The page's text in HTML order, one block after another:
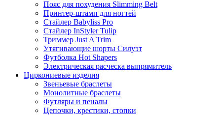
Пояс для похудения Slimming Belt
Принтер-штамп для ногтей
Стайлер Babyliss Pro
Стайлер InStyler Tulip
Триммер Just A Trim
Утягивающие шорты Силуэт
Футболка Hot Shapers
Электрическая расческа выпрямитель
Циркониевые изделия
Звеньевые браслеты
Монолитные браслеты
Футляры и пеналы
Цепочки, крестики, стопки